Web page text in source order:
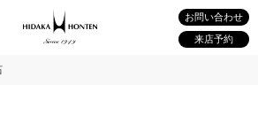
お問い合わせ
来店予約